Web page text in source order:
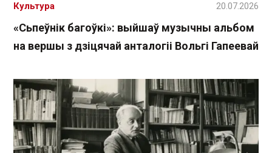
«Сьпеўнік багоўкі»: выйшаў музычны альбом
на вершы з дзіцячай анталогіі Вольгі Гапеевай
Культура 20.07.2026